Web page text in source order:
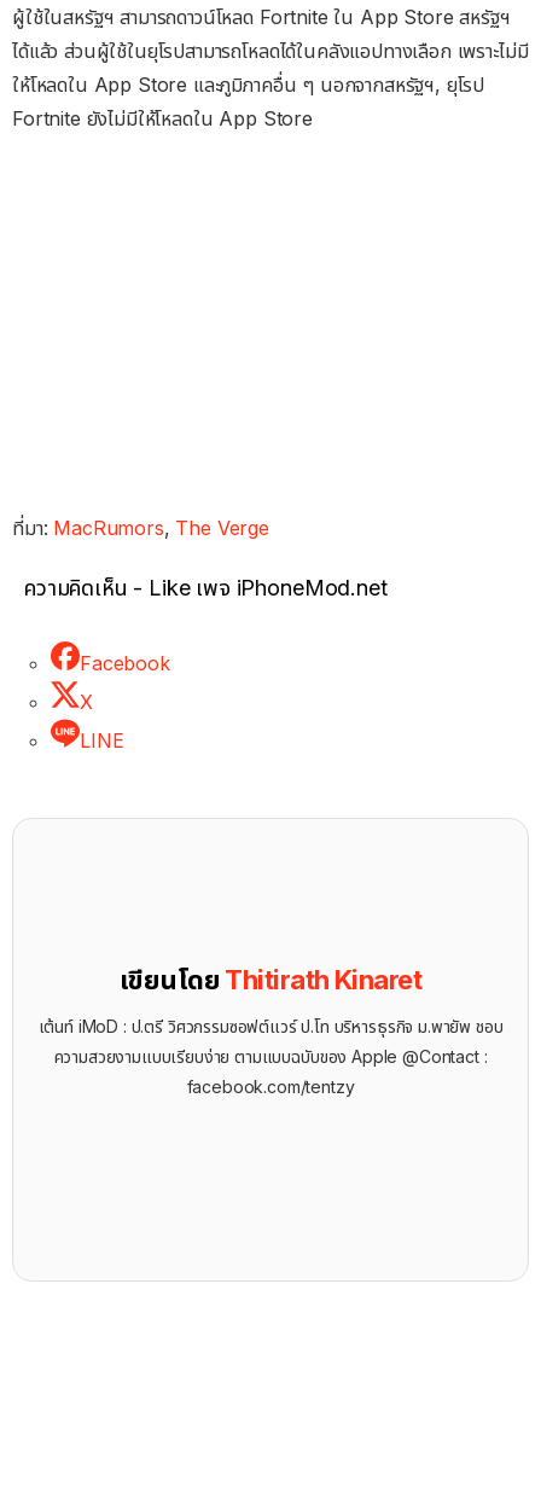
ผู้ใช้ในสหรัฐฯ สามารถดาวน์โหลด Fortnite ใน App Store สหรัฐฯ
ได้แล้ว ส่วนผู้ใช้ในยุโรปสามารถโหลดได้ในคลังแอปทางเลือก เพราะไม่มี
ให้โหลดใน App Store และภูมิภาคอื่น ๆ นอกจากสหรัฐฯ, ยุโรป
Fortnite ยังไม่มีให้โหลดใน App Store
ที่มา: MacRumors, The Verge
ความคิดเห็น - Like เพจ iPhoneMod.net
Facebook
X
LINE
เขียนโดย Thitirath Kinaret
เต้นท์ iMoD : ป.ตรี วิศวกรรมซอฟต์แวร์ ป.โท บริหารธุรกิจ ม.พายัพ ชอบ
ความสวยงามแบบเรียบง่าย ตามแบบฉบับของ Apple @Contact :
facebook.com/tentzy